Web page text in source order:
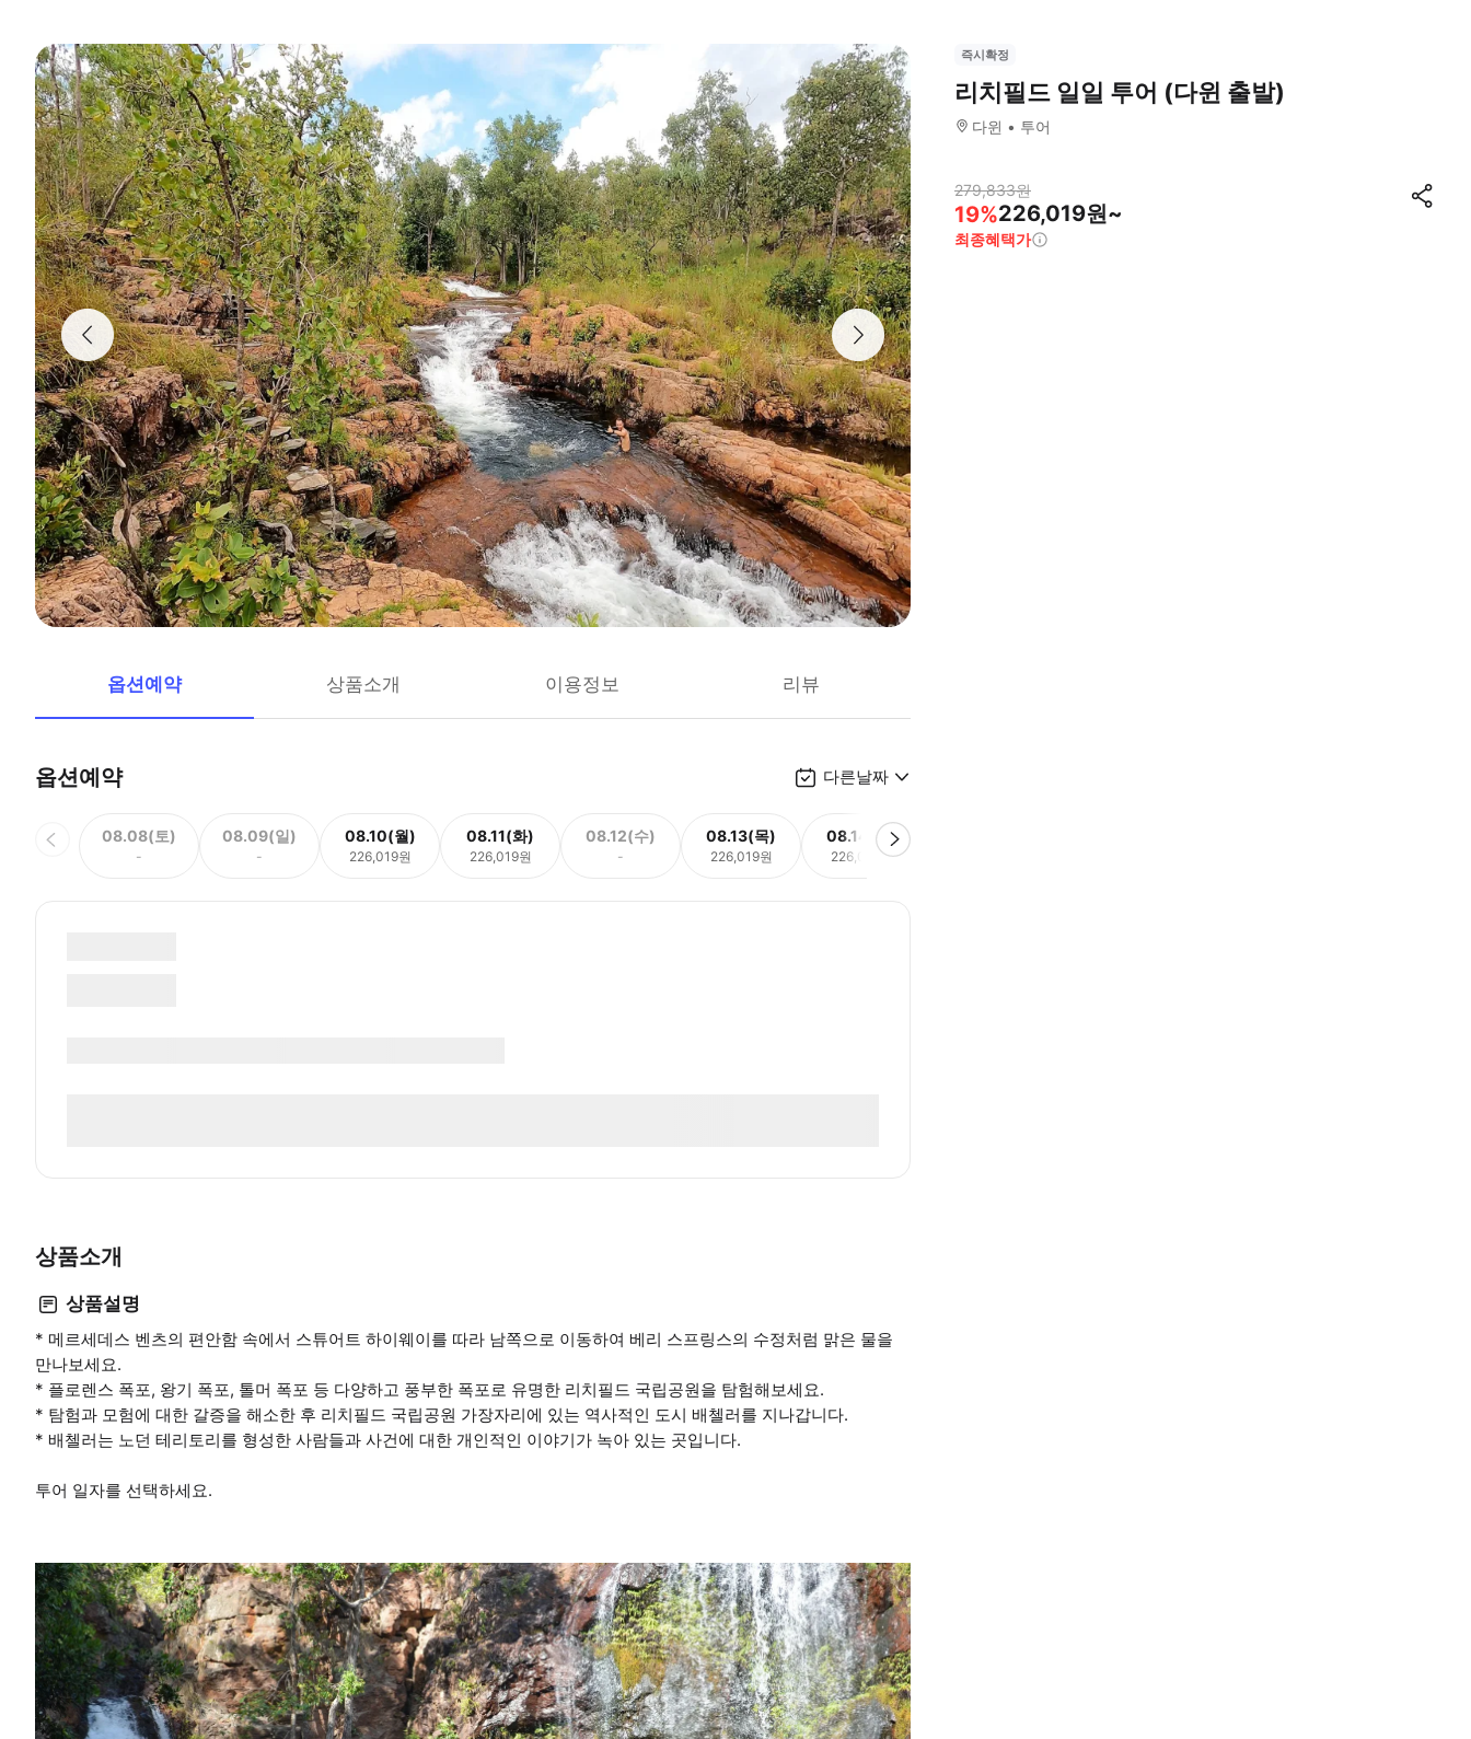
옵션예약 상품소개 이용정보 리뷰
옵션예약 다른날짜
08.08(토)
-
08.09(일)
-
08.10(월)
226,019원
08.11(화)
226,019원
08.12(수)
-
08.13(목)
226,019원
08.14(금)
226,019원
상품소개
상품설명
* 메르세데스 벤츠의 편안함 속에서 스튜어트 하이웨이를 따라 남쪽으로 이동하여 베리 스프링스의 수정처럼 맑은 물을
만나보세요.
* 플로렌스 폭포, 왕기 폭포, 톨머 폭포 등 다양하고 풍부한 폭포로 유명한 리치필드 국립공원을 탐험해보세요.
* 탐험과 모험에 대한 갈증을 해소한 후 리치필드 국립공원 가장자리에 있는 역사적인 도시 배첼러를 지나갑니다.
* 배첼러는 노던 테리토리를 형성한 사람들과 사건에 대한 개인적인 이야기가 녹아 있는 곳입니다.
투어 일자를 선택하세요.
즉시확정
리치필드 일일 투어 (다윈 출발)
다윈 투어
279,833원
19%226,019원~
최종혜택가